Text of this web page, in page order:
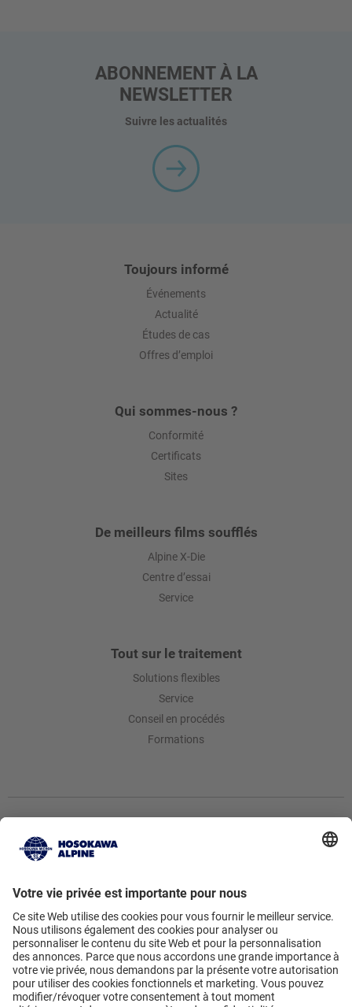
ABONNEMENT À LA
NEWSLETTER
Suivre les actualités
Toujours informé
Événements
Actualité
Études de cas
Offres d’emploi
Qui sommes-nous ?
Conformité
Certificats
Sites
De meilleurs films soufflés
Alpine X-Die
Centre d’essai
Service
Tout sur le traitement
Solutions flexibles
Service
Conseil en procédés
Formations
Hosokawa Alpine AG
Peter-Doerfler-Str. 13 – 25 • 86199
Augsburg • Germany
Vers le formulaire de contact• +49
821 5906-0